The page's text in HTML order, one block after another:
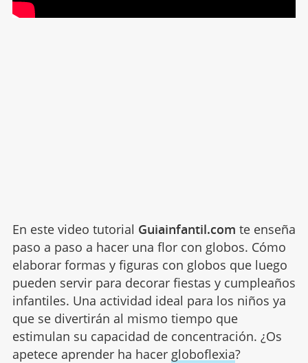
En este video tutorial Guiainfantil.com te enseña
paso a paso a hacer una flor con globos. Cómo
elaborar formas y figuras con globos que luego
pueden servir para decorar fiestas y cumpleaños
infantiles. Una actividad ideal para los niños ya
que se divertirán al mismo tiempo que
estimulan su capacidad de concentración. ¿Os
apetece aprender ha hacer globoflexia?